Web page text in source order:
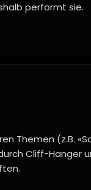
performt sie.
Themen (z.B.
Cliff-Hanger